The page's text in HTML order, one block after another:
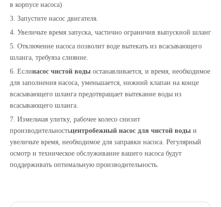
в корпусе насоса)
3. Запустите насос двигателя.
4. Увеличьте время запуска, частично ограничив выпускной шланг
5. Отключение насоса позволит воде вытекать из всасывающего
шланга, требуяза слияние
6. Еслинасос чистой воды останавливается, и время, необходимое
для заполнения насоса, уменьшается, нижний клапан на конце
всасывающего шланга предотвращает вытекание воды из
всасывающего шланга.
7. Измельчая улитку, рабочее колесо снизит
производительностьцентробежный насос для чистой воды и
увеличьте время, необходимое для заправки насоса. Регулярный
осмотр и техническое обслуживание вашего насоса будут
поддерживать оптимальную производительность